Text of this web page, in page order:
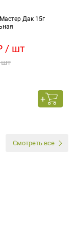
Дак 15г
/ шт
шт
Смотреть все